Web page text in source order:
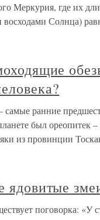
Меркурия, где их
Солнца)
самые ранние
был ореопитек
из провинции
поговорка: «У